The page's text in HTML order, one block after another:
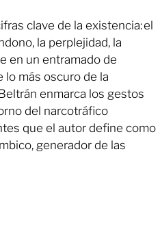
clave de la existencia: el
la perplejidad, la
en un entramado de
más oscuro de la
enmarca los gestos
del narcotráfico
que el autor define como
generador de las